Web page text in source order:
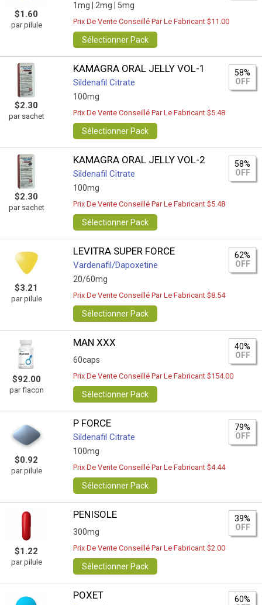
$1.60
par pilule
1mg | 2mg | 5mg
Prix De Vente Conseillé Par Le Fabricant $11.00
Sélectionner Pack
$2.30
par sachet
KAMAGRA ORAL JELLY VOL-1
Sildenafil Citrate
100mg
58%
OFF
Prix De Vente Conseillé Par Le Fabricant $5.48
Sélectionner Pack
$2.30
par sachet
KAMAGRA ORAL JELLY VOL-2
Sildenafil Citrate
100mg
58%
OFF
Prix De Vente Conseillé Par Le Fabricant $5.48
Sélectionner Pack
$3.21
par pilule
LEVITRA SUPER FORCE
Vardenafil/Dapoxetine
20/60mg
62%
OFF
Prix De Vente Conseillé Par Le Fabricant $8.54
Sélectionner Pack
$92.00
par flacon
MAN XXX
60caps
40%
OFF
Prix De Vente Conseillé Par Le Fabricant $154.00
Sélectionner Pack
$0.92
par pilule
P FORCE
Sildenafil Citrate
100mg
79%
OFF
Prix De Vente Conseillé Par Le Fabricant $4.44
Sélectionner Pack
$1.22
par pilule
PENISOLE
300mg
39%
OFF
Prix De Vente Conseillé Par Le Fabricant $2.00
Sélectionner Pack
POXET
60%